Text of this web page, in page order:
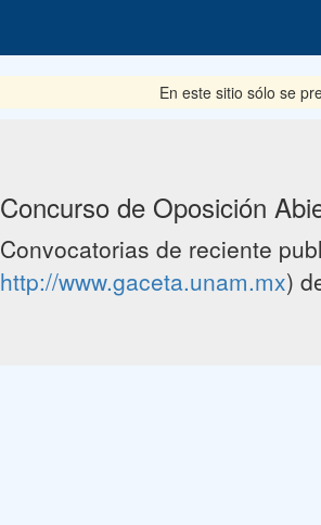
En este sitio sólo se
Concurso de Oposición
Convocatorias de reciente
http://www.gaceta.unam.mx)